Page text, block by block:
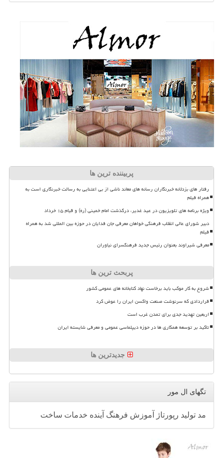
پربیننده ترین ها
رفتار های بزدلانه خبرنگاران رسانه های معاند ناشی از بی اعتنایی به رسالت خبرنگاری است به
همراه فیلم
ویژه برنامه های تلویزیون در عید غدیر، درگذشت امام خمینی (ره) و قیام ۱۵ خرداد
دبیر شورای عالی انقلاب فرهنگی خواهان معرفی جان فدایان در حوزه بین المللی شد به همراه
فیلم
معرفی شیراوند بعنوان رئیس جدید فرهنگسرای نیاوران
پربحث ترین ها
شروع به کار موکب باید برخاست نهاد کتابخانه های عمومی کشور
قراردادی که سرنوشت صنعت واکسن ایران را عوض کرد
اربعین تهدید جدی برای تمدن غرب است
تاکید بر توسعه همکاری ها در حوزه دیپلماسی عمومی و معرفی شایسته ایران
جدیدترین ها
تگهای ال مور
مد تولید رپورتاژ آموزش فرهنگ آینده خدمات ساخت